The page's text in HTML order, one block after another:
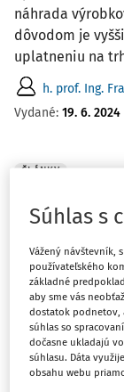
náhrada
dôvodom je
uplatneniu na
h. prof. Ing.
Vydané: 19. 6. 2024
ČLÁNKY
textil v
úlohu
odpadov aj o
do praxe majú
textilu je
RNDr. Ľubica
15. 5. 2024
Súhlas s
Vážený návštevník,
používateľského
základné
aby sme vás
dostatok podnetov,
súhlas so
dočasne ukladajú
súhlasu. Dáta
obsahu webu